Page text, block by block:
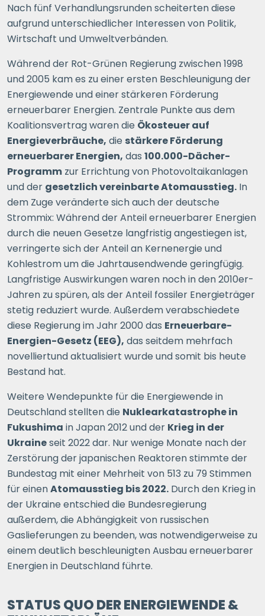
Nach fünf Verhandlungsrunden scheiterten diese
aufgrund unterschiedlicher Interessen von Politik,
Wirtschaft und Umweltverbänden.
Während der Rot-Grünen Regierung zwischen 1998
und 2005 kam es zu einer ersten Beschleunigung der
Energiewende und einer stärkeren Förderung
erneuerbarer Energien. Zentrale Punkte aus dem
Koalitionsvertrag waren die Ökosteuer auf
Energieverbräuche, die stärkere Förderung
erneuerbarer Energien, das 100.000-Dächer-
Programm zur Errichtung von Photovoltaikanlagen
und der gesetzlich vereinbarte Atomausstieg. In
dem Zuge veränderte sich auch der deutsche
Strommix: Während der Anteil erneuerbarer Energien
durch die neuen Gesetze langfristig angestiegen ist,
verringerte sich der Anteil an Kernenergie und
Kohlestrom um die Jahrtausendwende geringfügig.
Langfristige Auswirkungen waren noch in den 2010er-
Jahren zu spüren, als der Anteil fossiler Energieträger
stetig reduziert wurde. Außerdem verabschiedete
diese Regierung im Jahr 2000 das Erneuerbare-
Energien-Gesetz (EEG), das seitdem mehrfach
novelliertund aktualisiert wurde und somit bis heute
Bestand hat.
Weitere Wendepunkte für die Energiewende in
Deutschland stellten die Nuklearkatastrophe in
Fukushima in Japan 2012 und der Krieg in der
Ukraineseit 2022 dar. Nur wenige Monate nach der
Zerstörung der japanischen Reaktoren stimmte der
Bundestag mit einer Mehrheit von 513 zu 79 Stimmen
für einenAtomausstieg bis 2022. Durch den Krieg in
der Ukraine entschied die Bundesregierung
außerdem, die Abhängigkeit von russischen
Gaslieferungen zu beenden, was notwendigerweise zu
einem deutlich beschleunigten Ausbau erneuerbarer
Energien in Deutschland führte.
STATUS QUO DER ENERGIEWENDE &